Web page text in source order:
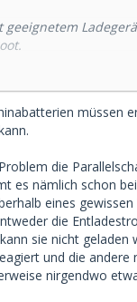
geeignetem
Lichtmaschine,
Volt oder
14,x Volt, aber
den Ladestrom gut
Überspannung
kann die Batterie
zur Abhilfe?
müssen
die
es nämlich schon
eines
die
sie nicht
und die
nirgendwo